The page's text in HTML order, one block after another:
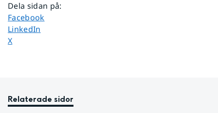
Dela sidan på:
Dela sidan på
Facebook
Dela sidan på
LinkedIn
Dela sidan på
X
Relaterade sidor